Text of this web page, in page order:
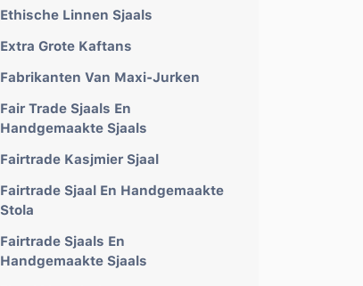
Ethische Linnen Sjaals
Extra Grote Kaftans
Fabrikanten Van Maxi-Jurken
Fair Trade Sjaals En
Handgemaakte Sjaals
Fairtrade Kasjmier Sjaal
Fairtrade Sjaal En Handgemaakte
Stola
Fairtrade Sjaals En
Handgemaakte Sjaals